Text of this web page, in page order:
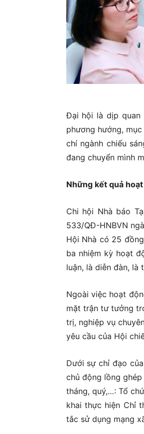
Đại hội là dịp quan
phương hướng,
chí ngành chiếu
đang chuyển mình
Những kết quả
Chi hội Nhà báo
533/QĐ-HNBVN
Hội Nhà có 25
ba nhiệm kỳ hoạt
luận, là diễn đàn,
Ngoài việc hoạt
mặt trận tư tưởng
trị, nghiệp vụ
yêu cầu của Hội
Dưới sự chỉ đạo
chủ động lồng
tháng, quý,…: Tổ
khai thực hiện Chỉ
tắc sử dụng mạng